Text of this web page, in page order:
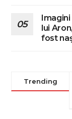
lui
fost
Trending